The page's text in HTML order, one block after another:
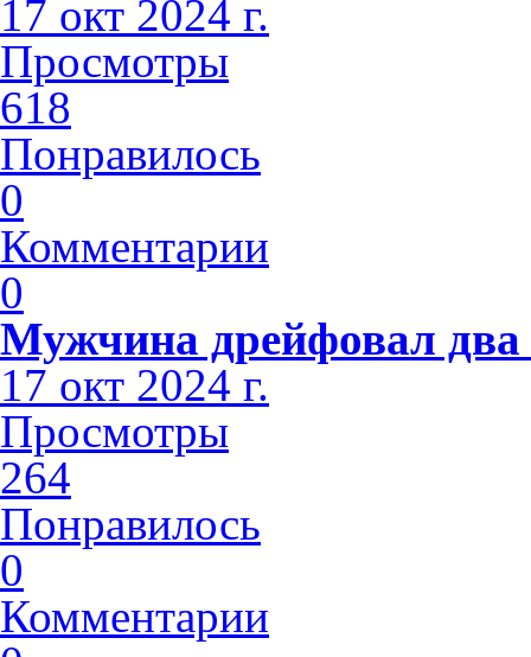
17 окт 2024 г.
Просмотры
618
Понравилось
0
Комментарии
0
Мужчина дрейфовал два
17 окт 2024 г.
Просмотры
264
Понравилось
0
Комментарии